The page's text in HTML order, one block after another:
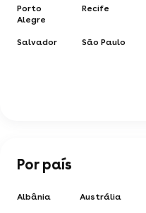
Porto
Alegre
Recife
Salvador São Paulo
Por país
Albânia Austrália